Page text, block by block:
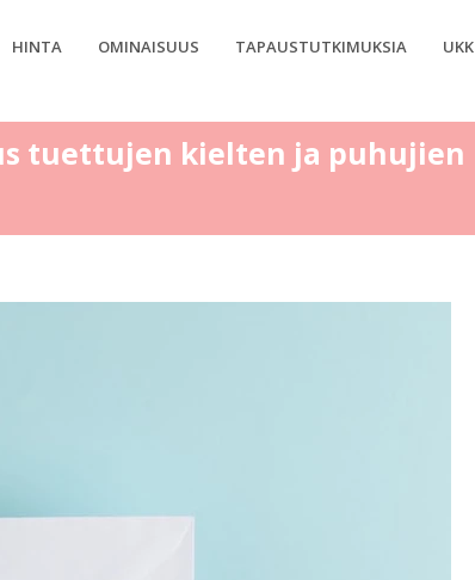
HINTA OMINAISUUS TAPAUSTUTKIMUKSIA UKK
tuettujen kielten ja puhujien